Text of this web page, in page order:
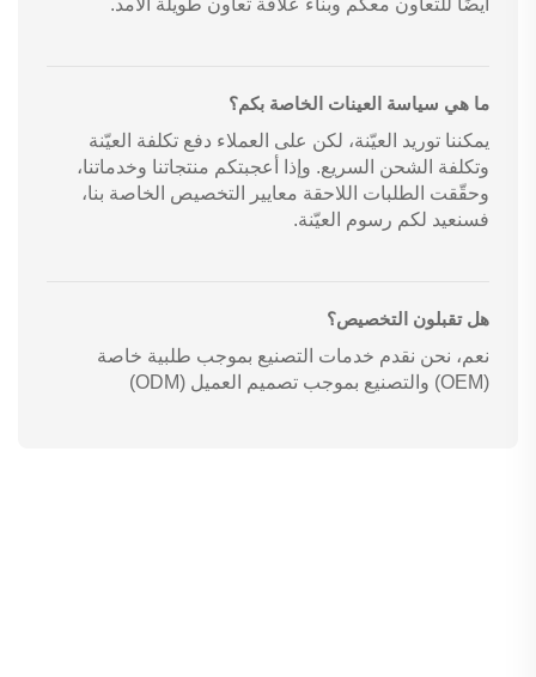
أيضًا للتعاون معكم وبناء علاقة تعاون طويلة الأمد.
ما هي سياسة العينات الخاصة بكم؟
يمكننا توريد العيّنة، لكن على العملاء دفع تكلفة العيّنة
وتكلفة الشحن السريع. وإذا أعجبتكم منتجاتنا وخدماتنا،
وحقّقت الطلبات اللاحقة معايير التخصيص الخاصة بنا،
فسنعيد لكم رسوم العيّنة.
هل تقبلون التخصيص؟
نعم، نحن نقدم خدمات التصنيع بموجب طلبية خاصة
(OEM) والتصنيع بموجب تصميم العميل (ODM)